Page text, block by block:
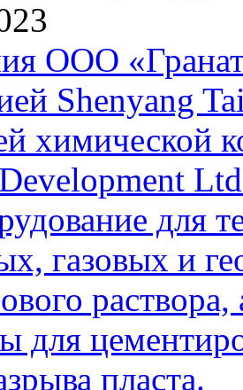
ООО
Shenyang
химической
для
газовых и
для
пласта.